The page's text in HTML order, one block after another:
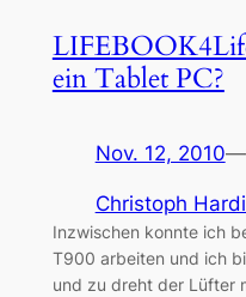
ein Tablet PC?
Nov. 12, 2010—
Christoph
Inzwischen konnte ich
T900 arbeiten und ich
und zu dreht der Lüfter